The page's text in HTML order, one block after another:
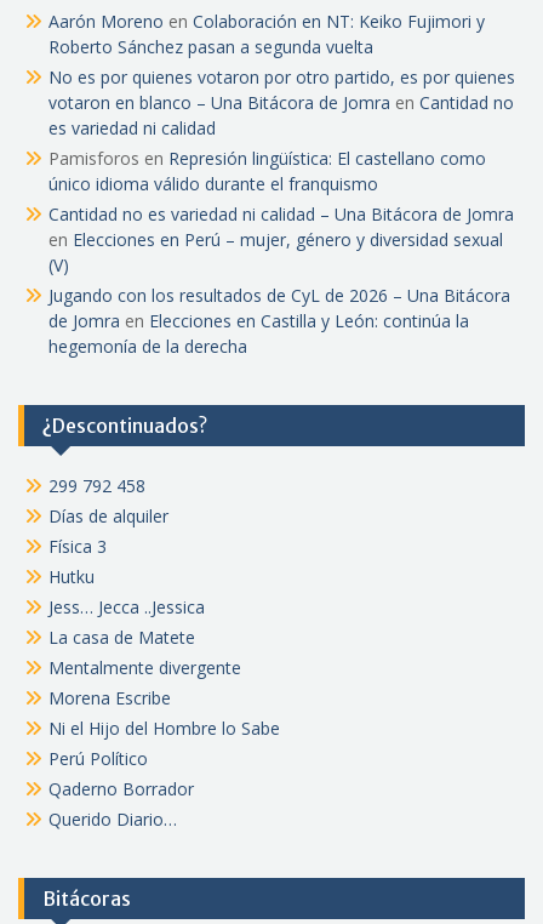
Aarón Moreno en Colaboración en NT: Keiko Fujimori y
Roberto Sánchez pasan a segunda vuelta
No es por quienes votaron por otro partido, es por quienes
votaron en blanco – Una Bitácora de Jomra en Cantidad no
es variedad ni calidad
Pamisforos en Represión lingüística: El castellano como
único idioma válido durante el franquismo
Cantidad no es variedad ni calidad – Una Bitácora de Jomra
en Elecciones en Perú – mujer, género y diversidad sexual
(V)
Jugando con los resultados de CyL de 2026 – Una Bitácora
de Jomra en Elecciones en Castilla y León: continúa la
hegemonía de la derecha
¿Descontinuados?
299 792 458
Días de alquiler
Física 3
Hutku
Jess… Jecca ..Jessica
La casa de Matete
Mentalmente divergente
Morena Escribe
Ni el Hijo del Hombre lo Sabe
Perú Político
Qaderno Borrador
Querido Diario…
Bitácoras